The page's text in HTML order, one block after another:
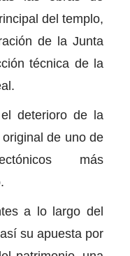
del templo,
de la Junta
técnica de la
deterioro de la
de uno de
más
a lo largo del
su apuesta por